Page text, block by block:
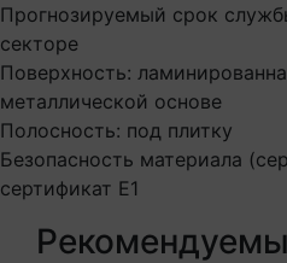
Прогнозируемый срок
секторе
Поверхность:
металлической основе
Полосность: под плитку
Безопасность материала
сертификат E1